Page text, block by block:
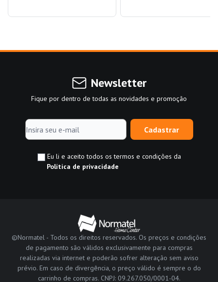
Newsletter
Fique por dentro de todas as novidades e promoção
Cadastrar
Eu li e aceito todos os termos e condições da
Política de privacidade
©Normatel - Todos os direitos reservados. Os preços e condições
de pagamento são válidos exclusivamente para compras
realizadas via internet e poderão sofrer alteração sem aviso
prévio. Em caso de divergência, o preço válido é sempre o do
carrinho de compras. CNPJ: 09.267.050/0001-04.